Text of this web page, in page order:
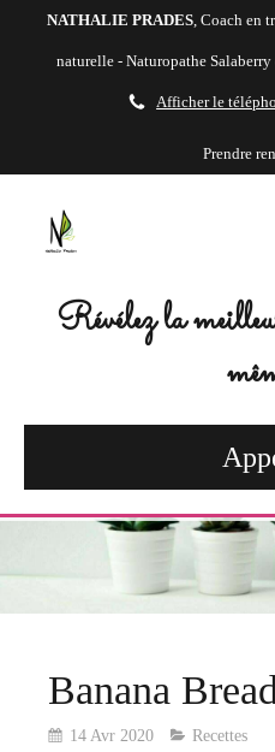
NATHALIE PRADES, Coach en
naturelle - Naturopathe
Afficher le
Prendre
Révélez la
Banana Bread
14 Avr 2020 Recettes